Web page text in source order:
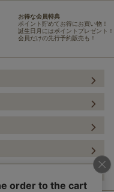
お得な会員特典
ポイント貯めてお得にお買い物！
誕生日月にはポイントプレゼント！
会員だけの先行予約販売も！